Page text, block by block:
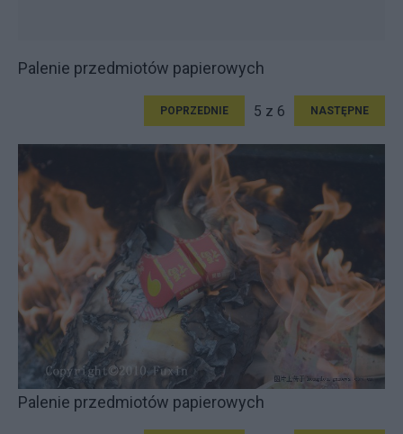
Palenie przedmiotów papierowych
POPRZEDNIE 5 z 6 NASTĘPNE
Palenie przedmiotów papierowych